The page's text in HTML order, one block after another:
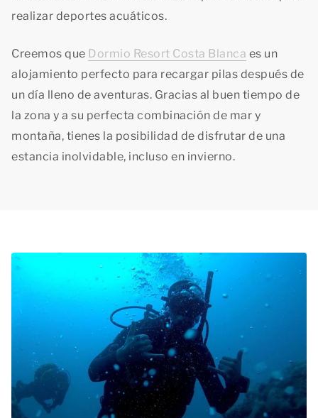
realizar deportes acuáticos.
Creemos que Dormio Resort Costa Blanca es un
alojamiento perfecto para recargar pilas después de
un día lleno de aventuras. Gracias al buen tiempo de
la zona y a su perfecta combinación de mar y
montaña, tienes la posibilidad de disfrutar de una
estancia inolvidable, incluso en invierno.